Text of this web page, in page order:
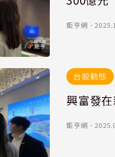
鉅亨網 ．
台股動態
興富發
鉅亨網 ．